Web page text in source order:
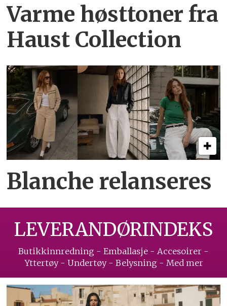
Varme høsttoner fra
Haust Collection
Blanche relanseres
LEVERANDØRINDEKS
Butikkinnredning - Emballasje - Accesoirer -
Yttertøy - Undertøy - Belysning - Med mer